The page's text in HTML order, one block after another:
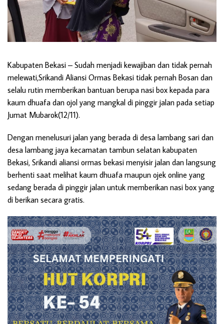
Kabupaten Bekasi – Sudah menjadi kewajiban dan tidak pernah
melewati,Srikandi Aliansi Ormas Bekasi tidak pernah Bosan dan
selalu rutin memberikan bantuan berupa nasi box kepada para
kaum dhuafa dan ojol yang mangkal di pinggir jalan pada setiap
Jumat Mubarok(12/11).
Dengan menelusuri jalan yang berada di desa lambang sari dan
desa lambang jaya kecamatan tambun selatan kabupaten
Bekasi, Srikandi aliansi ormas bekasi menyisir jalan dan langsung
berhenti saat melihat kaum dhuafa maupun ojek online yang
sedang berada di pinggir jalan untuk memberikan nasi box yang
di berikan secara gratis.